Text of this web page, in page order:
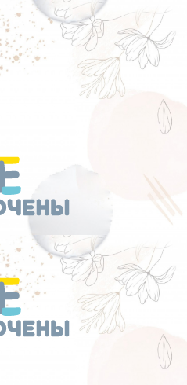
Перейти
к
содержанию